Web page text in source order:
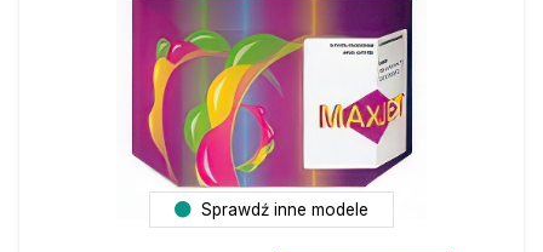
Sprawdź inne modele